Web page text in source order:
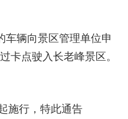
车辆向景区管理单位申
卡点驶入长老峰景区。
施行，特此通告